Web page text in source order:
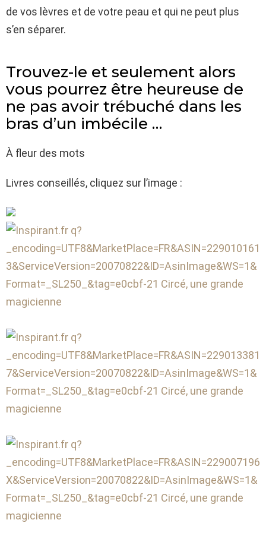
de vos lèvres et de votre peau et qui ne peut plus
s’en séparer.
Trouvez-le et seulement alors
vous pourrez être heureuse de
ne pas avoir trébuché dans les
bras d’un imbécile …
À fleur des mots
Livres conseillés, cliquez sur l’image :